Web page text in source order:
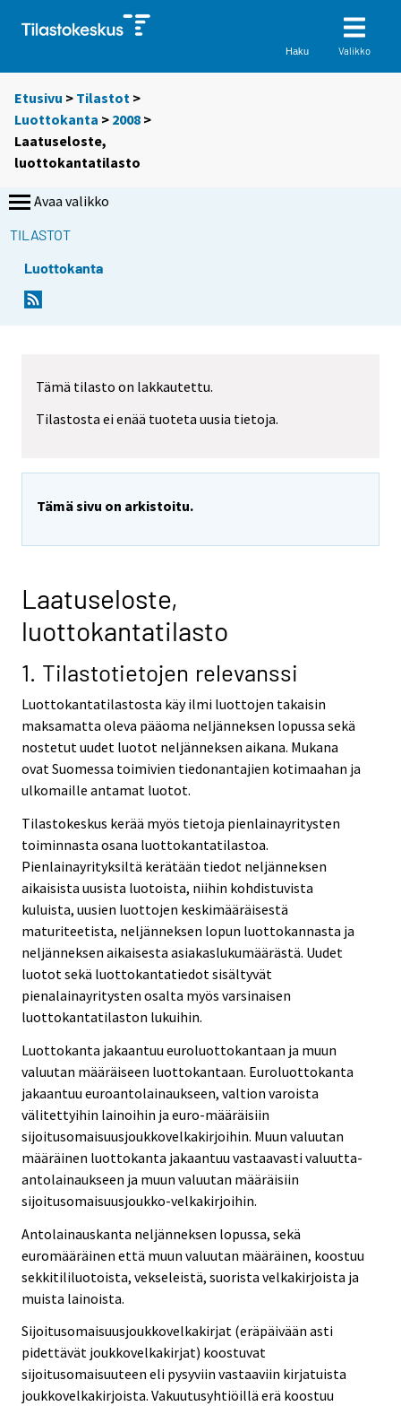
Haku Valikko
Etusivu > Tilastot >
Luottokanta > 2008 >
Laatuseloste,
luottokantatilasto
Avaa valikko
TILASTOT
Luottokanta
Tämä tilasto on lakkautettu.
Tilastosta ei enää tuoteta uusia tietoja.
Tämä sivu on arkistoitu.
Laatuseloste,
luottokantatilasto
1. Tilastotietojen relevanssi
Luottokantatilastosta käy ilmi luottojen takaisin
maksamatta oleva pääoma neljänneksen lopussa sekä
nostetut uudet luotot neljänneksen aikana. Mukana
ovat Suomessa toimivien tiedonantajien kotimaahan ja
ulkomaille antamat luotot.
Tilastokeskus kerää myös tietoja pienlainayritysten
toiminnasta osana luottokantatilastoa.
Pienlainayrityksiltä kerätään tiedot neljänneksen
aikaisista uusista luotoista, niihin kohdistuvista
kuluista, uusien luottojen keskimääräisestä
maturiteetista, neljänneksen lopun luottokannasta ja
neljänneksen aikaisesta asiakaslukumäärästä. Uudet
luotot sekä luottokantatiedot sisältyvät
pienalainayritysten osalta myös varsinaisen
luottokantatilaston lukuihin.
Luottokanta jakaantuu euroluottokantaan ja muun
valuutan määräiseen luottokantaan. Euroluottokanta
jakaantuu euroantolainaukseen, valtion varoista
välitettyihin lainoihin ja euro-määräisiin
sijoitusomaisuusjoukkovelkakirjoihin. Muun valuutan
määräinen luottokanta jakaantuu vastaavasti valuutta-
antolainaukseen ja muun valuutan määräisiin
sijoitusomaisuusjoukko-velkakirjoihin.
Antolainauskanta neljänneksen lopussa, sekä
euromääräinen että muun valuutan määräinen, koostuu
sekkitililuotoista, vekseleistä, suorista velkakirjoista ja
muista lainoista.
Sijoitusomaisuusjoukkovelkakirjat (eräpäivään asti
pidettävät joukkovelkakirjat) koostuvat
sijoitusomaisuuteen eli pysyviin vastaaviin kirjatuista
joukkovelkakirjoista. Vakuutusyhtiöillä erä koostuu